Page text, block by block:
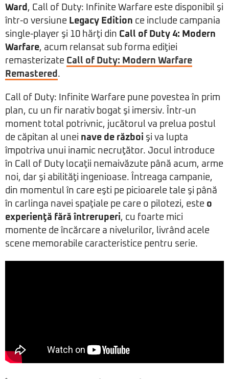
Ward , Call of Duty: Infinite Warfare este disponibil şi
într-o versiune Legacy Edition ce include campania
single-player şi 10 hărţi din Call of Duty 4: Modern
Warfare, acum relansat sub forma ediţiei
remasterizate Call of Duty: Modern Warfare
Remastered .
Call of Duty: Infinite Warfare pune povestea în prim
plan, cu un fir narativ bogat şi imersiv. Într-un
moment total potrivnic, jucătorul va prelua postul
de căpitan al unei nave de război şi va lupta
împotriva unui inamic necruţător. Jocul introduce
în Call of Duty locaţii nemaivăzute până acum, arme
noi, dar şi abilităţi ingenioase. Întreaga campanie,
din momentul în care eşti pe picioarele tale şi până
în carlinga navei spaţiale pe care o pilotezi, este o
experienţă fără întreruperi, cu foarte mici
momente de încărcare a nivelurilor, livrând acele
scene memorabile caracteristice pentru serie.